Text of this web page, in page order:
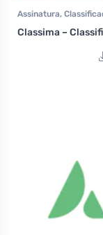
Assinatura,
Virtual, Reservas e
Venda de carros,
Classima –